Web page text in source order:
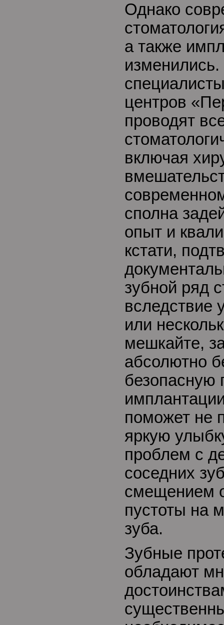
Однако
а также
центров
проводят
включая
сполна
опыт и
кстати,
зубной ряд
вследствие
или
мешкайте,
абсолютно
безопасную
поможет не
яркую
проблем с
соседних
смещением
пустоты на
зуба.
Зубные
обладают